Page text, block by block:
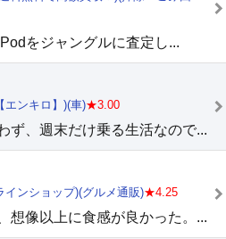
をジャングルに査定し...
エンキロ】)(車)★3.00
ず、週末だけ乗る生活なので...
ンショップ)(グルメ通販)★4.25
想像以上に食感が良かった。...